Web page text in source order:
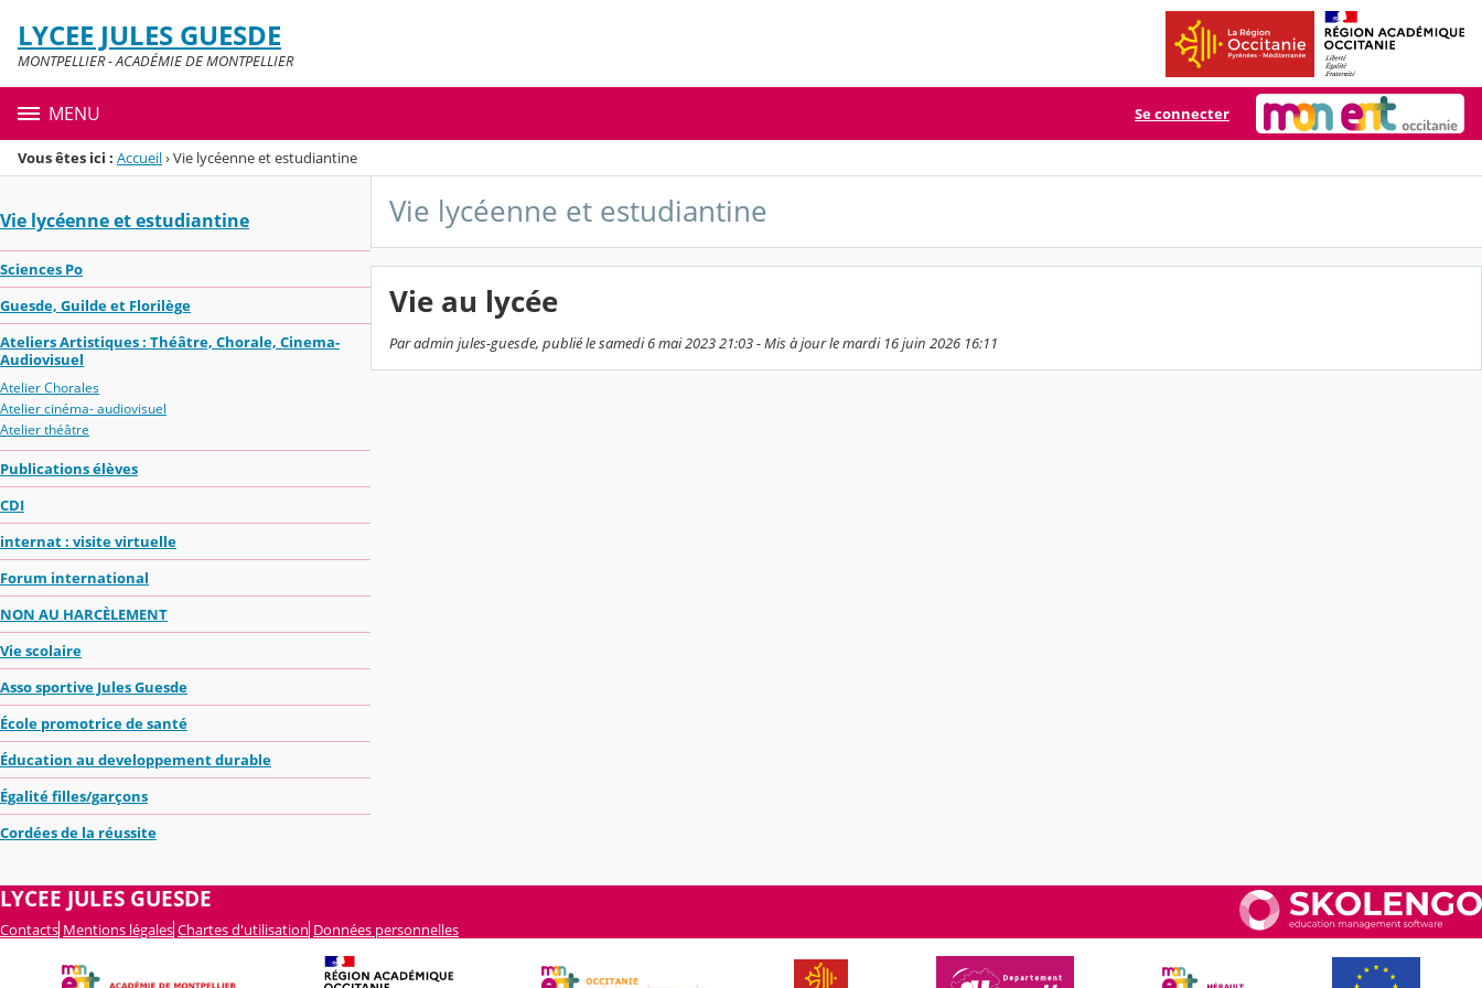
Menu de la rubrique
Contenu
LYCEE JULES GUESDE
MONTPELLIER - ACADÉMIE DE MONTPELLIER
MENU Se connecter
Vous êtes ici : Accueil›Vie lycéenne et estudiantine
Vie lycéenne et estudiantine
Sciences Po
Guesde, Guilde et Florilège
Ateliers Artistiques : Théâtre, Chorale, Cinema-
Audiovisuel
Atelier Chorales
Atelier cinéma- audiovisuel
Atelier théâtre
Publications élèves
CDI
internat : visite virtuelle
Forum international
NON AU HARCÈLEMENT
Vie scolaire
Asso sportive Jules Guesde
École promotrice de santé
Éducation au developpement durable
Égalité filles/garçons
Cordées de la réussite
Vie lycéenne et estudiantine
Vie au lycée
Par admin jules-guesde, publié le samedi 6 mai 2023 21:03 - Mis à jour le mardi 16 juin 2026 16:11
LYCEE JULES GUESDE
Contacts Mentions légales Chartes d'utilisation Données personnelles